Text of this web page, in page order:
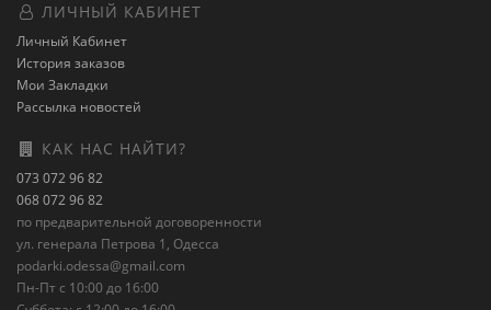
ЛИЧНЫЙ КАБИНЕТ
Личный Кабинет
История заказов
Мои Закладки
Рассылка новостей
КАК НАС НАЙТИ?
073 072 96 82
068 072 96 82
по предварительной договоренности
ул. генерала Петрова 1, Одесса
podarki.odessa@gmail.com
Пн-Пт с 10:00 до 16:00